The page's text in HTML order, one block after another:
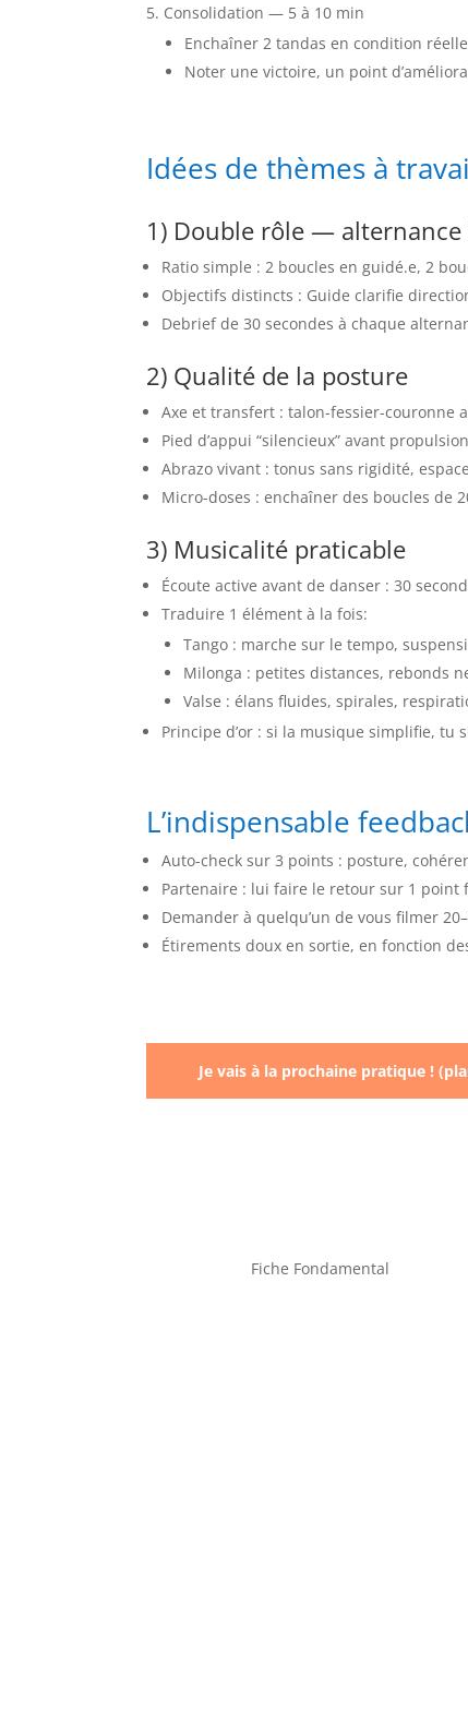
Consolidation — 5 à 10 min
Enchaîner 2 tandas en condition
Noter une victoire, un point
Idées de thèmes à
1) Double rôle —
Ratio simple : 2 boucles en guidé.e, 2
Objectifs distincts : Guide clarifie
Debrief de 30 secondes à chaque
2) Qualité de la posture
Axe et transfert : talon-fessier-couronne
Pied d’appui “silencieux” avant
Abrazo vivant : tonus sans rigidité,
Micro-doses : enchaîner des boucles de
3) Musicalité praticable
Écoute active avant de danser : 30
Traduire 1 élément à la fois:
Tango : marche sur le tempo,
Milonga : petites distances, rebonds
Valse : élans fluides, spirales,
Principe d’or : si la musique simplifie, tu
L’indispensable
Auto-check sur 3 points : posture,
Partenaire : lui faire le retour sur 1 point
Demander à quelqu’un de vous filmer
Étirements doux en sortie, en fonction
Je vais à la prochaine pratique !
Fiche Fondamental